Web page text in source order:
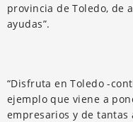
provincia de Toledo, de
ayudas”.
“Disfruta en Toledo -
ejemplo que viene a
empresarios y de